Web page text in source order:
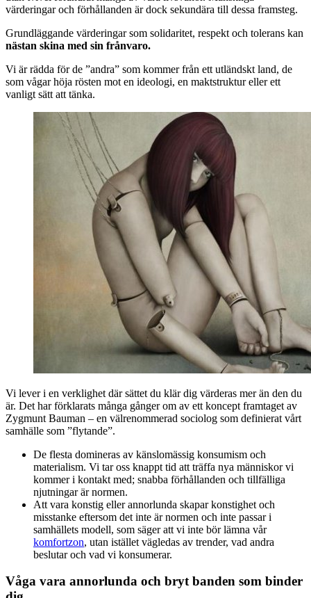
värderingar och förhållanden är dock sekundära till dessa framsteg.
Grundläggande värderingar som solidaritet, respekt och tolerans kan
nästan skina med sin frånvaro.
Vi är rädda för de ”andra” som kommer från ett utländskt land, de
som vågar höja rösten mot en ideologi, en maktstruktur eller ett
vanligt sätt att tänka.
Vi lever i en verklighet där sättet du klär dig värderas mer än den du
är. Det har förklarats många gånger om av ett koncept framtaget av
Zygmunt Bauman – en välrenommerad sociolog som definierat vårt
samhälle som ”flytande”.
De flesta domineras av känslomässig konsumism och
materialism. Vi tar oss knappt tid att träffa nya människor vi
kommer i kontakt med; snabba förhållanden och tillfälliga
njutningar är normen.
Att vara konstig eller annorlunda skapar konstighet och
misstanke eftersom det inte är normen och inte passar i
samhällets modell, som säger att vi inte bör lämna vår
komfortzon, utan istället vägledas av trender, vad andra
beslutar och vad vi konsumerar.
Våga vara annorlunda och bryt banden som binder